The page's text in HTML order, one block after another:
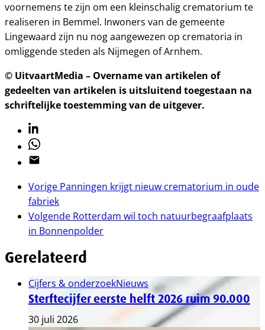
voornemens te zijn om een kleinschalig crematorium te
realiseren in Bemmel. Inwoners van de gemeente
Lingewaard zijn nu nog aangewezen op crematoria in
omliggende steden als Nijmegen of Arnhem.
© UitvaartMedia – Overname van artikelen of
gedeelten van artikelen is uitsluitend toegestaan na
schriftelijke toestemming van de uitgever.
Linkedin
Whatsapp
Email
Vorige Panningen krijgt nieuw crematorium in oude
fabriek
Volgende Rotterdam wil toch natuurbegraafplaats
in Bonnenpolder
Gerelateerd
Cijfers & onderzoekNieuws
Sterftecijfer eerste helft 2026 ruim 90.000
30 juli 2026